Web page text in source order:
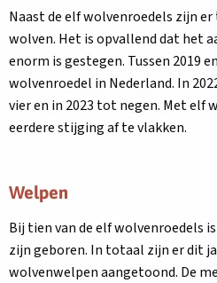
Naast de elf wolvenroedels zijn
wolven. Het is opvallend dat het
enorm is gestegen. Tussen 2019
wolvenroedel in Nederland. In
vier en in 2023 tot negen. Met elf
eerdere stijging af te vlakken.
Welpen
Bij tien van de elf wolvenroedels
zijn geboren. In totaal zijn er dit
wolvenwelpen aangetoond. De